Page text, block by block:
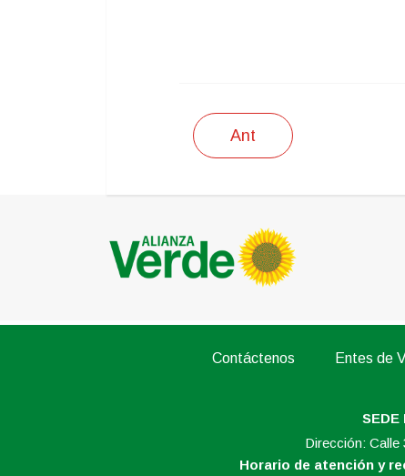
Ant
Contáctenos Entes de
SEDE
Dirección: Calle
Horario de atención y